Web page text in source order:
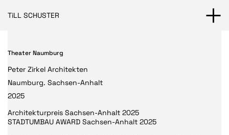
TiLL SCHUSTER
Theater Naumburg
Peter Zirkel Architekten
Naumburg. Sachsen-Anhalt
2025
Architekturpreis Sachsen-Anhalt 2025
STADTUMBAU AWARD Sachsen-Anhalt 2025